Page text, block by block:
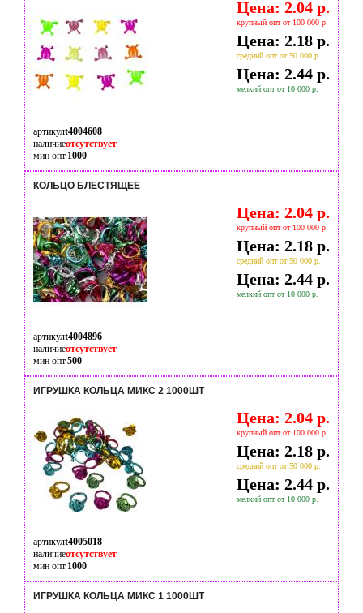
Цена: 2.04 р.
крупный опт от 100 000 р.
Цена: 2.18 р.
средний опт от 50 000 р.
Цена: 2.44 р.
мелкий опт от 10 000 р.
артикулt4004608
наличиеотсутствует
мин опт.1000
КОЛЬЦО БЛЕСТЯЩЕЕ
Цена: 2.04 р.
крупный опт от 100 000 р.
Цена: 2.18 р.
средний опт от 50 000 р.
Цена: 2.44 р.
мелкий опт от 10 000 р.
артикулt4004896
наличиеотсутствует
мин опт.500
ИГРУШКА КОЛЬЦА МИКС 2 1000ШТ
Цена: 2.04 р.
крупный опт от 100 000 р.
Цена: 2.18 р.
средний опт от 50 000 р.
Цена: 2.44 р.
мелкий опт от 10 000 р.
артикулt4005018
наличиеотсутствует
мин опт.1000
ИГРУШКА КОЛЬЦА МИКС 1 1000ШТ